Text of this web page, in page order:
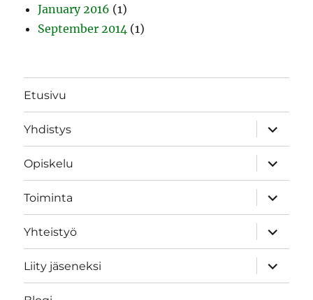
January 2016 (1)
September 2014 (1)
Etusivu
Yhdistys
expand
child
menu
Opiskelu
expand
child
menu
Toiminta
expand
child
menu
Yhteistyö
expand
child
menu
Liity jäseneksi
expand
child
menu